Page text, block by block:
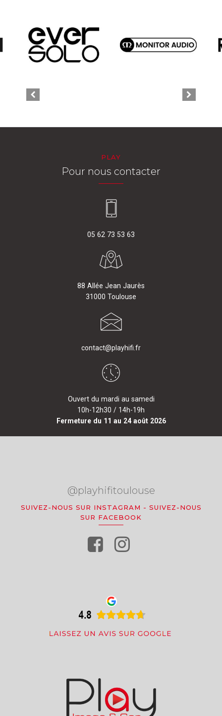
PLAY
Pour nous contacter
05 62 73 53 63
88 Allée Jean Jaurès
31000 Toulouse
contact@playhifi.fr
Ouvert du mardi au samedi
10h-12h30 / 14h-19h
Fermeture du 11 au 24 août 2026
@playhifitoulouse
SUIVEZ-NOUS SUR INSTAGRAM - SUIVEZ-NOUS
SUR FACEBOOK